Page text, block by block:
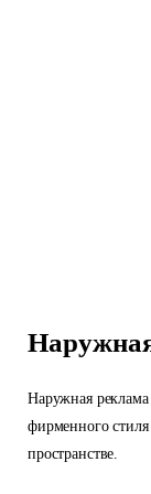
Наружная
фирменного
пространстве.